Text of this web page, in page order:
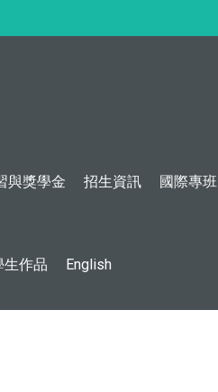
與獎學金 招生資訊 國際專班
生作品 English